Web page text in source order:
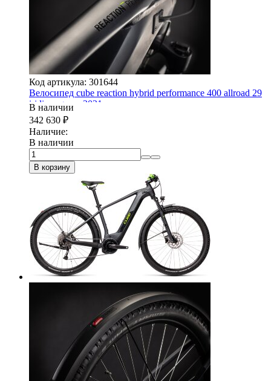
Код артикула: 301644
Велосипед cube reaction hybrid performance 400 allroad 29
iridium-green 2021
В наличии
342 630 ₽
Наличие:
В наличии
В корзину